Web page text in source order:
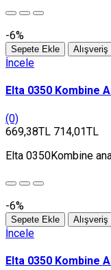
-6%
Sepete Ekle
İncele
Elta 0350 Kombine
(0)
669,38TL 714,01TL
Elta 0350Kombine
-6%
Sepete Ekle
İncele
Elta 0350 Kombine